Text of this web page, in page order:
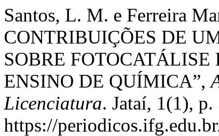
Santos, L. M. e Ferreira
CONTRIBUIÇÕES DE
SOBRE FOTOCATÁLISE
ENSINO DE QUÍMICA”,
Licenciatura. Jataí, 1(1),
https://